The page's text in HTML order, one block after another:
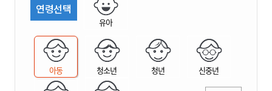
연령선택
유아
아동 청소년 청년 신중년